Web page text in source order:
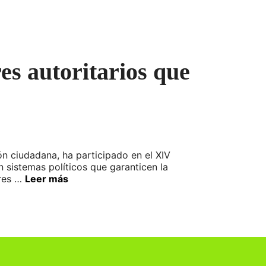
autoritarios que
ciudadana, ha participado en el XIV
sistemas políticos que garanticen la
… Leer más